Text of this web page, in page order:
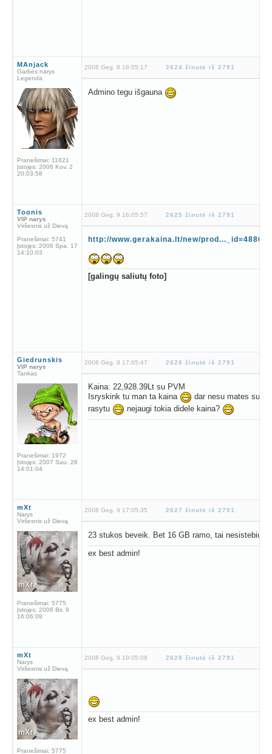
MAnjack
Garbės narys
Legenda
Pranešimai: 11821
Įstojęs: 2006 Kov. 2
20:03:58
2008 Geg. 8 18:05:17 2624 žinutė iš 2791
Admino tegu išgauna
Toonis
VIP narys
Viršesnis už Dievą
Pranešimai: 5741
Įstojęs: 2006 Spa. 17
14:10:03
2008 Geg. 9 16:05:57 2625 žinutė iš 2791
http://www.gerakaina.lt/new/prod..._id=488643
[galingų saliutų foto]
Giedrunskis
VIP narys
Tankas
Pranešimai: 1972
Įstojęs: 2007 Sau. 26
14:01:04
2008 Geg. 9 17:05:47 2626 žinutė iš 2791
Kaina: 22,928.39Lt su PVM
Isryskink tu man ta kaina
dar nesu mates su
rasytu
nejaugi tokia didele kaina?
mXt
Narys
Viršesnis už Dievą
Pranešimai: 5775
Įstojęs: 2006 Bir. 9
16:06:09
2008 Geg. 9 17:05:35 2627 žinutė iš 2791
23 stukos beveik. Bet 16 GB ramo, tai nesistebiu
ex best admin!
mXt
Narys
Viršesnis už Dievą
Pranešimai: 5775
2008 Geg. 9 19:05:08 2628 žinutė iš 2791
ex best admin!